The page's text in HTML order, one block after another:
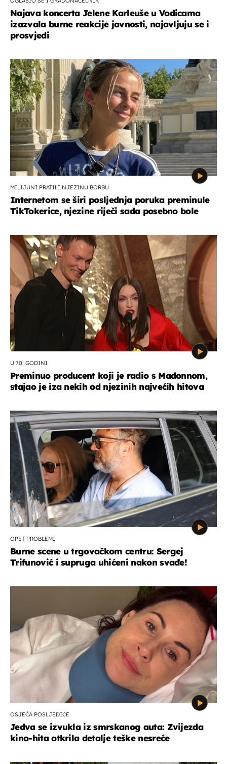
Najava koncerta Jelene Karleuše u Vodicama
izazvala burne reakcije javnosti, najavljuju se i
prosvjedi
MILIJUNI PRATILI NJEZINU BORBU
Internetom se širi posljednja poruka preminule
TikTokerice, njezine riječi sada posebno bole
U 70. GODINI
Preminuo producent koji je radio s Madonnom,
stajao je iza nekih od njezinih najvećih hitova
OPET PROBLEMI
Burne scene u trgovačkom centru: Sergej
Trifunović i supruga uhićeni nakon svađe!
OSJEĆA POSLJEDICE
Jedva se izvukla iz smrskanog auta: Zvijezda
kino-hita otkrila detalje teške nesreće